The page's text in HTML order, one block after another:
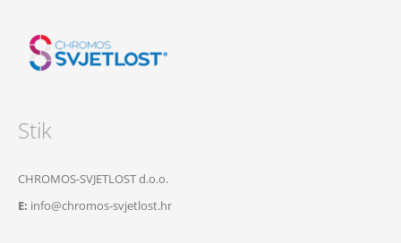
Stik
CHROMOS-SVJETLOST d.o.o.
E: info@chromos-svjetlost.hr